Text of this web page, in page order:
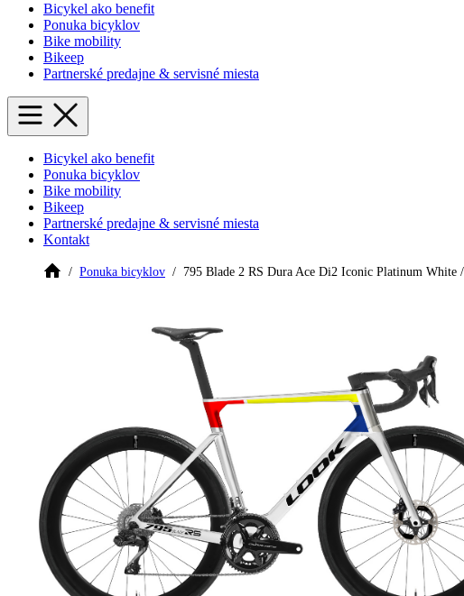
Bicykel ako benefit
Ponuka bicyklov
Bike mobility
Bikeep
Partnerské predajne & servisné miesta
Bicykel ako benefit
Ponuka bicyklov
Bike mobility
Bikeep
Partnerské predajne & servisné miesta
Kontakt
Ponuka bicyklov 795 Blade 2 RS Dura Ace Di2 Iconic Platinum White